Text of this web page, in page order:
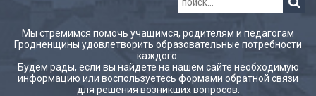
Мы стремимся помочь учащимся, родителям и педагогам
Гродненщины удовлетворить образовательные потребности
каждого.
Будем рады, если вы найдете на нашем сайте необходимую
информацию или воспользуетесь формами обратной связи
для решения возникших вопросов.